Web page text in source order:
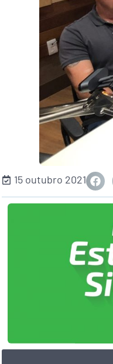
15 outubro 2021